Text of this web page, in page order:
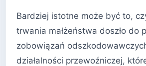
Bardziej istotne może być to,
trwania małżeństwa doszło do
zobowiązań
działalności przewoźniczej,